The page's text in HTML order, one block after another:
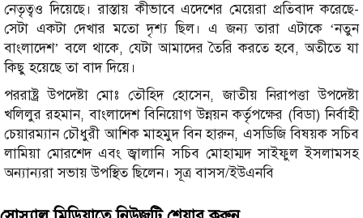
নেতৃত্বও দিয়েছে। রাস্তায় কীভাবে এদেশের মেয়েরা প্রতিবাদ করেছে-
সেটা একটা দেখার মতো দৃশ্য ছিল। এ জন্য তারা এটাকে ‘নতুন
বাংলাদেশ’ বলে থাকে, যেটা আমাদের তৈরি করতে হবে, অতীতে যা
কিছু হয়েছে তা বাদ দিয়ে।
পররাষ্ট্র উপদেষ্টা মোঃ তৌহিদ হোসেন, জাতীয় নিরাপত্তা উপদেষ্টা
খলিলুর রহমান, বাংলাদেশ বিনিয়োগ উন্নয়ন কর্তৃপক্ষের (বিডা) নির্বাহী
চেয়ারম্যান চৌধুরী আশিক মাহমুদ বিন হারুন, এসডিজি বিষয়ক সচিব
লামিয়া মোরশেদ এবং জ্বালানি সচিব মোহাম্মদ সাইফুল ইসলামসহ
অন্যান্যরা সভায় উপস্থিত ছিলেন। সূত্র বাসস/ইউএনবি